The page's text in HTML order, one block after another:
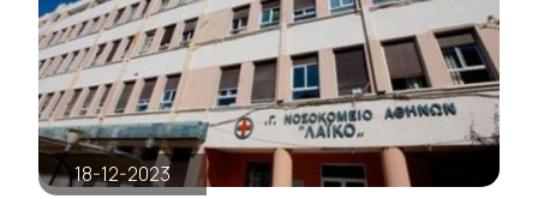
18-12-2023